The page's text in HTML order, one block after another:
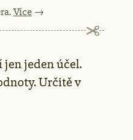
Více→
jeden účel.
Určitě v